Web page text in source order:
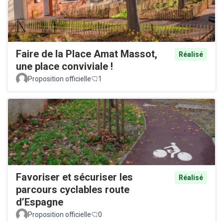
Faire de la Place Amat Massot,
une place conviviale !
Réalisé
Proposition officielle 1
Favoriser et sécuriser les
parcours cyclables route
d’Espagne
Réalisé
Proposition officielle 0